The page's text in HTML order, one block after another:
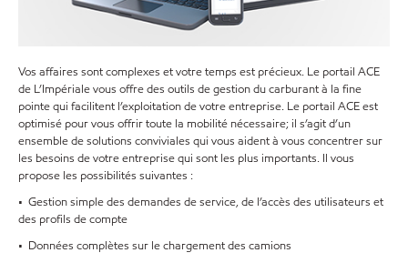
Vos affaires sont complexes et votre temps est précieux. Le portail ACE
de L’Impériale vous offre des outils de gestion du carburant à la fine
pointe qui facilitent l’exploitation de votre entreprise. Le portail ACE est
optimisé pour vous offrir toute la mobilité nécessaire; il s’agit d’un
ensemble de solutions conviviales qui vous aident à vous concentrer sur
les besoins de votre entreprise qui sont les plus importants. Il vous
propose les possibilités suivantes :
• Gestion simple des demandes de service, de l’accès des utilisateurs et
des profils de compte
• Données complètes sur le chargement des camions